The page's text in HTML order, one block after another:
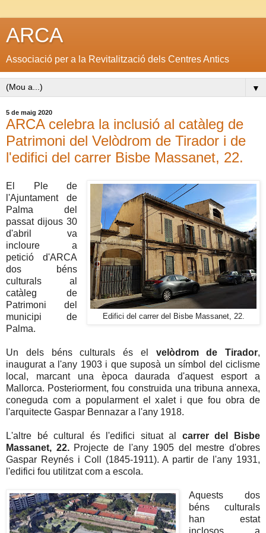
ARCA
Associació per a la Revitalització dels Centres Antics
▼
5 de maig 2020
ARCA celebra la inclusió al catàleg de
Patrimoni del Velòdrom de Tirador i de
l'edifici del carrer Bisbe Massanet, 22.
Edifici del carrer del Bisbe Massanet, 22.
El Ple de
l'Ajuntament de
Palma del
passat dijous 30
d'abril va
incloure a
petició d'ARCA
dos béns
culturals al
catàleg de
Patrimoni del
municipi de
Palma.
Un dels béns culturals és el velòdrom de Tirador,
inaugurat a l'any 1903 i que suposà un símbol del ciclisme
local, marcant una època daurada d'aquest esport a
Mallorca. Posteriorment, fou construida una tribuna annexa,
coneguda com a popularment el xalet i que fou obra de
l'arquitecte Gaspar Bennazar a l'any 1918.
L'altre bé cultural és l'edifici situat al carrer del Bisbe
Massanet, 22.Projecte de l'any 1905 del mestre d'obres
Gaspar Reynés i Coll (1845-1911). A partir de l'any 1931,
l'edifici fou utilitzat com a escola.
Aquests dos
béns culturals
han estat
inclosos a